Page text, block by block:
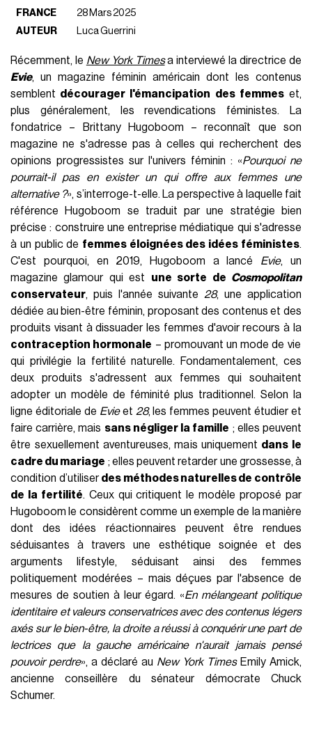
FRANCE
28 Mars 2025
AUTEUR
Luca Guerrini
Récemment, le New York Timesa interviewé la directrice de
Evie, un magazine féminin américain dont les contenus
semblent décourager l'émancipation des femmeset,
plus généralement, les revendications féministes. La
fondatrice – Brittany Hugoboom – reconnaît que son
magazine ne s'adresse pas à celles qui recherchent des
opinions progressistes sur l'univers féminin : «Pourquoi ne
pourrait-il pas en exister un qui offre aux femmes une
alternative ?», s’interroge-t-elle. La perspective à laquelle fait
référence Hugoboom se traduit par une stratégie bien
précise : construire une entreprise médiatique qui s'adresse
à un public de femmes éloignées des idées féministes.
C'est pourquoi, en 2019, Hugoboom a lancé Evie, un
magazine glamour qui est une sorte de Cosmopolitan
conservateur, puis l'année suivante 28, une application
dédiée au bien-être féminin, proposant des contenus et des
produits visant à dissuader les femmes d'avoir recours à la
contraception hormonale – promouvant un mode de vie
qui privilégie la fertilité naturelle. Fondamentalement, ces
deux produits s'adressent aux femmes qui souhaitent
adopter un modèle de féminité plus traditionnel. Selon la
ligne éditoriale de Evieet 28, les femmes peuvent étudier et
faire carrière, mais sans négliger la famille ; elles peuvent
être sexuellement aventureuses, mais uniquement dans le
cadre du mariage ; elles peuvent retarder une grossesse, à
condition d’utiliserdes méthodes naturelles de contrôle
de la fertilité. Ceux qui critiquent le modèle proposé par
Hugoboom le considèrent comme un exemple de la manière
dont des idées réactionnaires peuvent être rendues
séduisantes à travers une esthétique soignée et des
arguments lifestyle, séduisant ainsi des femmes
politiquement modérées – mais déçues par l'absence de
mesures de soutien à leur égard. «En mélangeant politique
identitaire et valeurs conservatrices avec des contenus légers
axés sur le bien-être, la droite a réussi à conquérir une part de
lectrices que la gauche américaine n'aurait jamais pensé
pouvoir perdre», a déclaré au New York TimesEmily Amick,
ancienne conseillère du sénateur démocrate Chuck
Schumer.